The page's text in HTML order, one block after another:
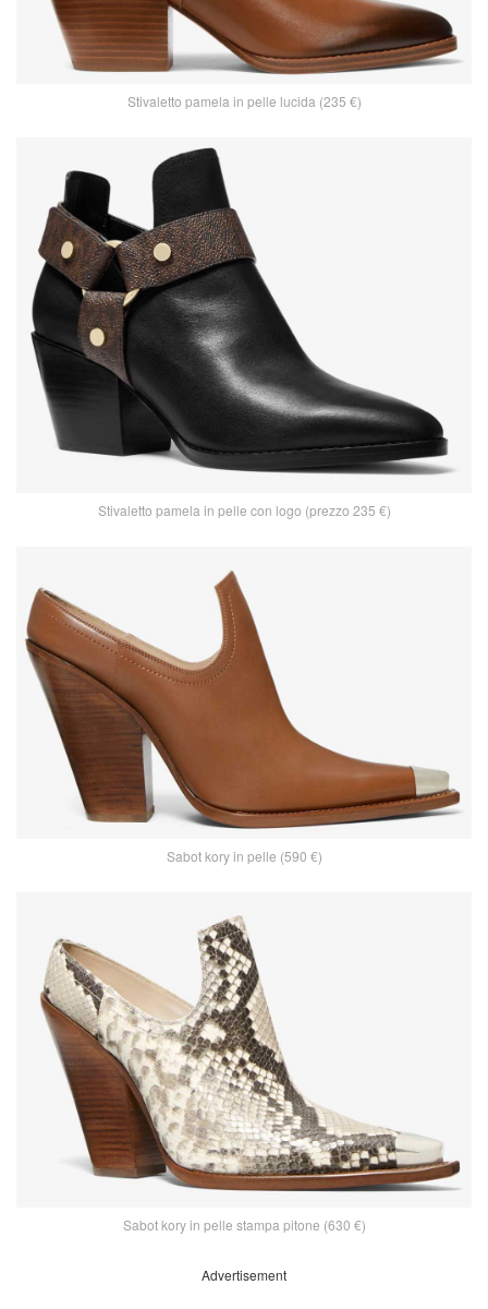
Stivaletto pamela in pelle lucida (235 €)
Stivaletto pamela in pelle con logo (prezzo 235 €)
Sabot kory in pelle (590 €)
Sabot kory in pelle stampa pitone (630 €)
Advertisement